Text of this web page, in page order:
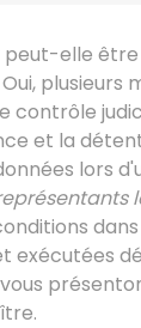
peut-elle
plusieurs
contrôle
et la
lors
exécutées